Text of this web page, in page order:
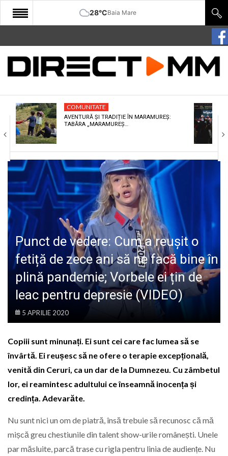
28°CBaia Mare
START
COMUNITATE
CULTURA
ECONOMIE
SANATATE
SPORT
SPECIAL
POLITIC
LIFE
COMUNITATE
AVENTURĂ ȘI TRADIȚIE ÎN MARAMUREȘ:
TABĂRA „MARAMUREȘ…
Punct de vedere: Cum a reușit o
fetiță de zece ani să ne facă bine în
plină pandemie; Vorbele ei țin de
leac pentru depresie (VIDEO)
5 APRILIE 2020
Copiii sunt minunați. Ei sunt cei care fac lumea să se
învârtă. Ei reușesc să ne ofere o terapie excepțională,
venită din Ceruri, ca un dar de la Dumnezeu. Cu zâmbetul
lor, ei reamintesc adultului ce înseamnă inocența și
credința. Adevarăte.
Nu sunt nici un om de piatră, însă trebuie să recunosc că mă
mișcă greu chestiunile din talent show-urile românești. Unele
par măsluite, parcă trase cu rigla pentru linia de audiențe. Nu